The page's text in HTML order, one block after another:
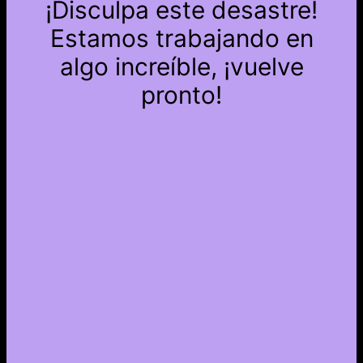
¡Disculpa este desastre!
Estamos trabajando en
algo increíble, ¡vuelve
pronto!